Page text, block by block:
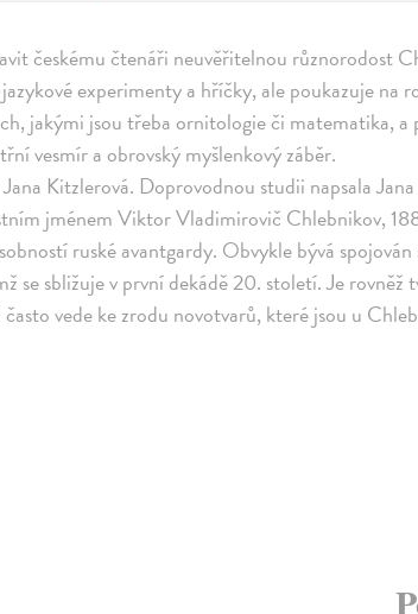
českému čtenáři neuvěřitelnou různorodost
experimenty a hříčky, ale poukazuje na
jakými jsou třeba ornitologie či matematika, a
vesmír a obrovský myšlenkový záběr.
Kitzlerová. Doprovodnou studii napsala
jménem Viktor Vladimirovič Chlebnikov,
ruské avantgardy. Obvykle bývá
se sbližuje v první dekádě 20. století. Je rovněž
vede ke zrodu novotvarů, které jsou u